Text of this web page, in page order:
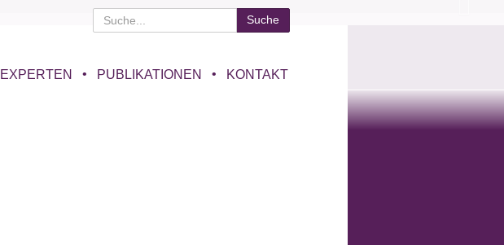
EXPERTEN PUBLIKATIONEN KONTAKT